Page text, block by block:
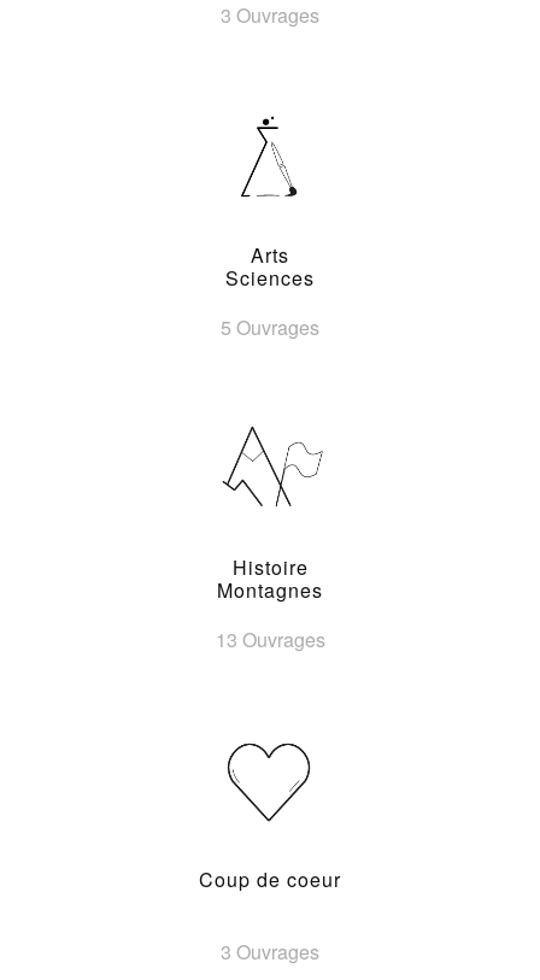
3 Ouvrages
Arts
Sciences
5 Ouvrages
Histoire
Montagnes
13 Ouvrages
Coup de coeur
3 Ouvrages